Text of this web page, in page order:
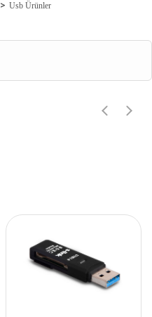
Usb Ürünler